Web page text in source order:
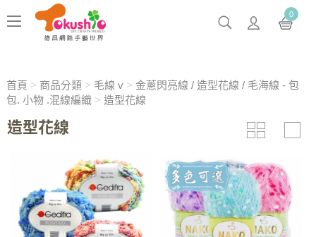
0
首頁 > 商品分類> 毛線 v> 金蔥閃亮線 / 造型花線 / 毛海線 - 包
包. 小物 .混線編織> 造型花線
造型花線